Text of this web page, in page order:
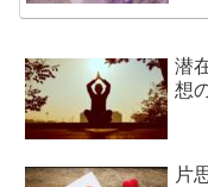
潜
想
片